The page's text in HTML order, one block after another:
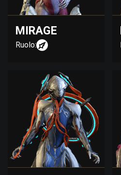
MIRAGE
Ruolo: